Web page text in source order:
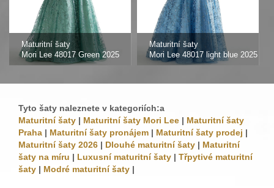
Maturitní šaty
Mori Lee 48017 Green 2025
Maturitní šaty
Mori Lee 48017 light blue 2025
Tyto šaty naleznete v kategoriích:a
Maturitní šaty | Maturitní šaty Mori Lee | Maturitní šaty
Praha | Maturitní šaty pronájem | Maturitní šaty prodej |
Maturitní šaty 2026 | Dlouhé maturitní šaty | Maturitní
šaty na míru | Luxusní maturitní šaty | Třpytivé maturitní
šaty | Modré maturitní šaty |